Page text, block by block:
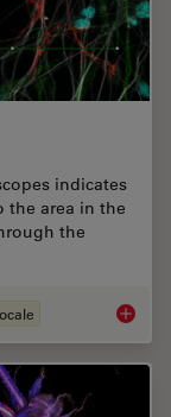
indicates
the area in the
the